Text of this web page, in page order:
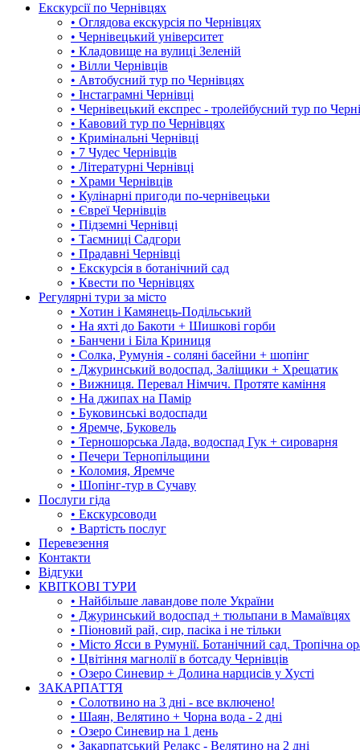
Екскурсії по Чернівцях
• Оглядова екскурсія по Чернівцях
• Чернівецький університет
• Кладовище на вулиці Зеленій
• Вілли Чернівців
• Автобусний тур по Чернівцях
• Інстаграмні Чернівці
• Чернівецький експрес - тролейбусний тур по
• Кавовий тур по Чернівцях
• Кримінальні Чернівці
• 7 Чудес Чернівців
• Літературні Чернівці
• Храми Чернівців
• Кулінарні пригоди по-чернівецьки
• Євреї Чернівців
• Підземні Чернівці
• Таємниці Садгори
• Прадавні Чернівці
• Екскурсія в ботанічний сад
• Квести по Чернівцях
Регулярні тури за місто
• Хотин і Камянець-Подільський
• На яхті до Бакоти + Шишкові горби
• Банчени і Біла Криниця
• Солка, Румунія - соляні басейни + шопінг
• Джуринський водоспад, Заліщики + Хрещатик
• Вижниця. Перевал Німчич. Протяте каміння
• На джипах на Памір
• Буковинські водоспади
• Яремче, Буковель
• Терношорська Лада, водоспад Гук + сироварня
• Печери Тернопільщини
• Коломия, Яремче
• Шопінг-тур в Сучаву
Послуги гіда
• Екскурсоводи
• Вартість послуг
Перевезення
Контакти
Відгуки
КВІТКОВІ ТУРИ
• Найбільше лавандове поле України
• Джуринський водоспад + тюльпани в Мамаївцях
• Піоновий рай, сир, пасіка і не тільки
• Місто Ясси в Румунії. Ботанічний сад. Тропічна
• Цвітіння магнолії в ботсаду Чернівців
• Озеро Синевир + Долина нарцисів у Хусті
ЗАКАРПАТТЯ
• Солотвино на 3 дні - все включено!
• Шаян, Велятино + Чорна вода - 2 дні
• Озеро Синевир на 1 день
• Закарпатський Релакс - Велятино на 2 дні